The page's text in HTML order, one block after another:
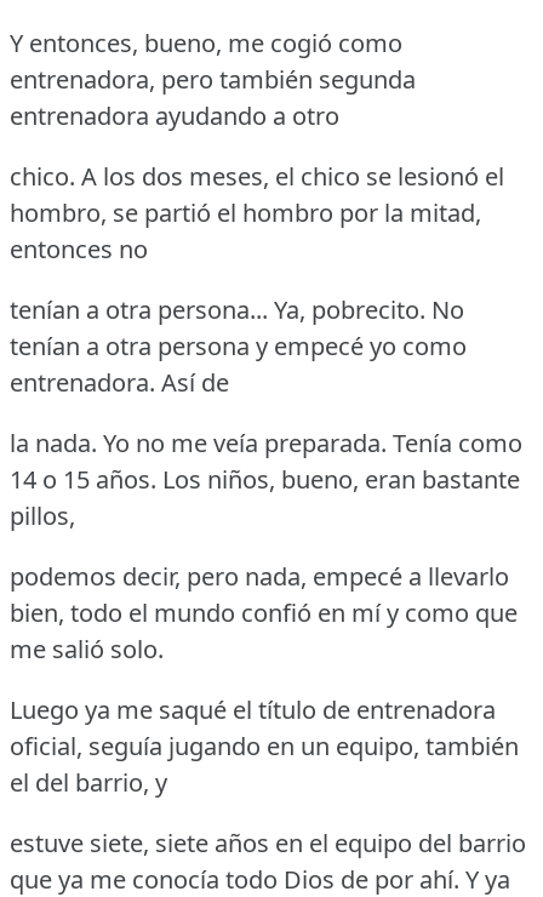
Y entonces, bueno, me cogió como
entrenadora, pero también segunda
entrenadora ayudando a otro
chico. A los dos meses, el chico se lesionó el
hombro, se partió el hombro por la mitad,
entonces no
tenían a otra persona... Ya, pobrecito. No
tenían a otra persona y empecé yo como
entrenadora. Así de
la nada. Yo no me veía preparada. Tenía como
14 o 15 años. Los niños, bueno, eran bastante
pillos,
podemos decir, pero nada, empecé a llevarlo
bien, todo el mundo confió en mí y como que
me salió solo.
Luego ya me saqué el título de entrenadora
oficial, seguía jugando en un equipo, también
el del barrio, y
estuve siete, siete años en el equipo del barrio
que ya me conocía todo Dios de por ahí. Y ya